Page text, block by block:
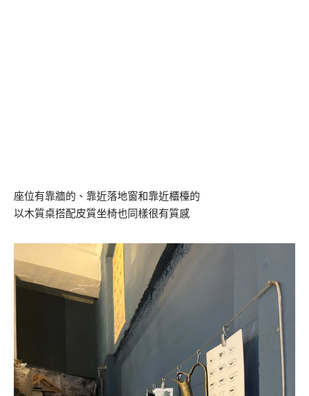
座位有靠牆的、靠近落地窗和靠近櫃檯的
以木質桌搭配皮質坐椅也同樣很有質感